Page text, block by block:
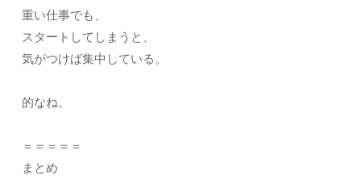
重い仕事でも、
スタートしてしまうと、
気がつけば集中している。
的なね。
＝＝＝＝＝
まとめ